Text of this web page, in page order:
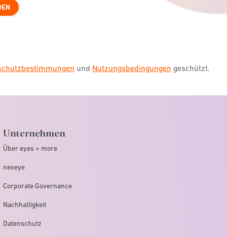
und Nutzungsbedingungen geschützt.
Unternehmen
Über eyes + more
nexeye
Corporate Governance
Nachhaltigkeit
Datenschutz